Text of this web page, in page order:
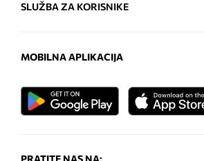
SLUŽBA ZA KORISNIKE
MOBILNA APLIKACIJA
PRATITE NAS NA: